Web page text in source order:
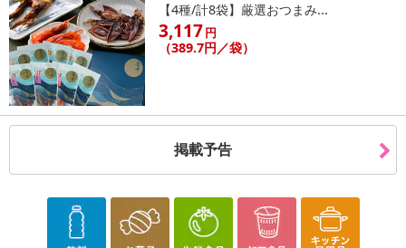
【4種/計8袋】厳選おつまみ...
3,117円
（389.7円／袋）
掲載予告